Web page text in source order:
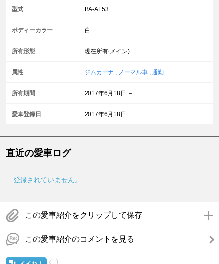
型式 BA-AF53
ボディーカラー 白
所有形態 現在所有(メイン)
属性 ジムカーナ , ノーマル車 , 通勤
所有期間 2017年6月18日 ～
愛車登録日 2017年6月18日
直近の愛車ログ
登録されていません。
この愛車紹介をクリップして保存
この愛車紹介のコメントを見る